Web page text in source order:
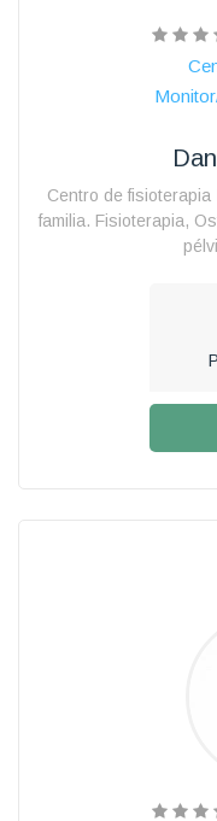
Centro de
familia. Fisioterapia,